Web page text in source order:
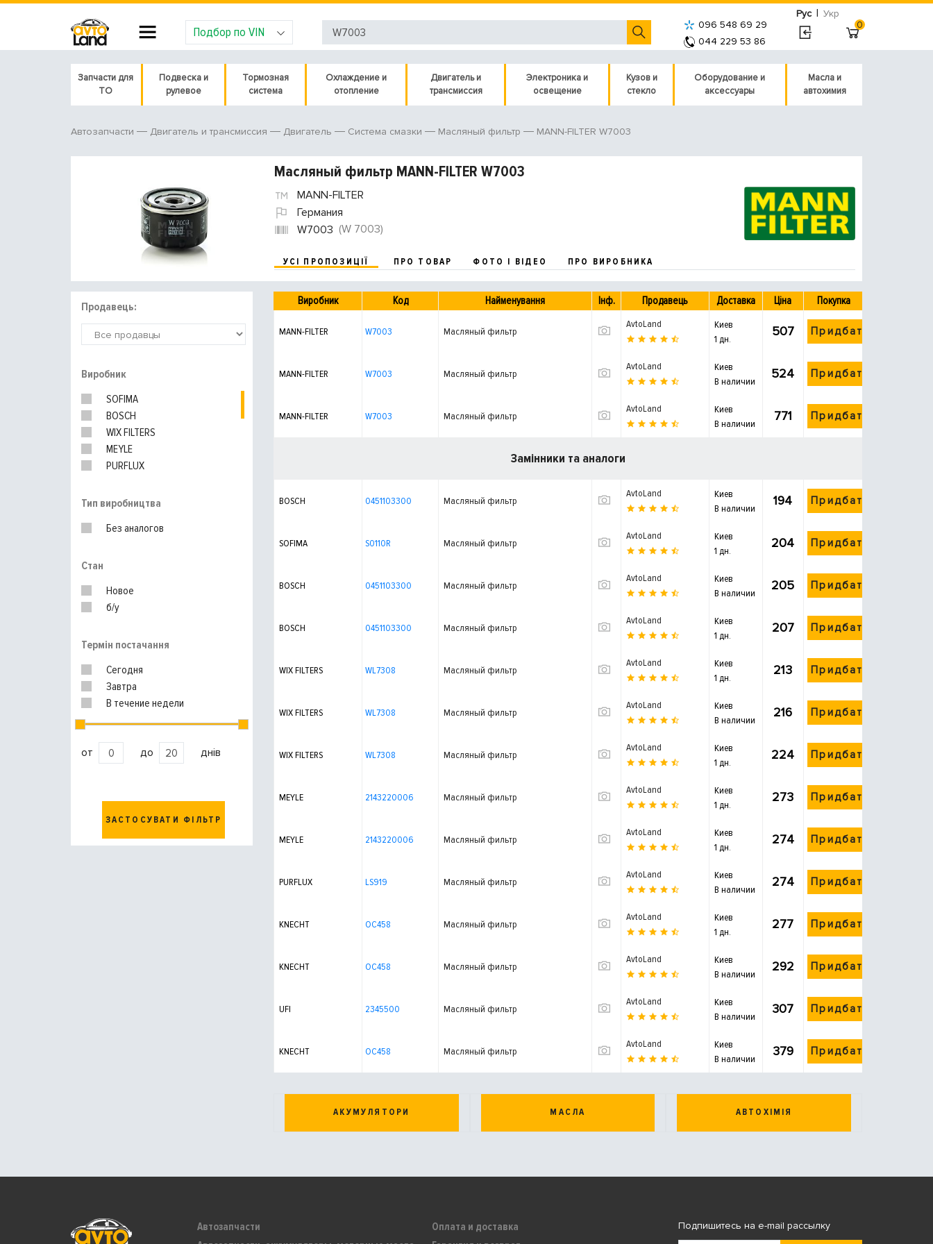
Рус | Укр
Подбор по VIN
096 548 69 29
044 229 53 86
0
Запчасти для
ТО
Подвеска и
рулевое
Тормозная
система
Охлаждение и
отопление
Двигатель и
трансмиссия
Электроника и
освещение
Кузов и
стекло
Оборудование и
аксессуары
Масла и
автохимия
Автозапчасти Двигатель и трансмиссия Двигатель Система смазки Масляный фильтр MANN-FILTER W7003
Масляный фильтр MANN-FILTER W7003
MANN-FILTER
Германия
W7003 (W 7003)
УСІ ПРОПОЗИЦІЇ ПРО ТОВАР ФОТО І ВІДЕО ПРО ВИРОБНИКА
Продавець:
Виробник
SOFIMA
BOSCH
WIX FILTERS
MEYLE
PURFLUX
UFI
Тип виробництва
Без аналогов
Стан
Новое
б/у
Термін постачання
Сегодня
Завтра
В течение недели
от до днів
ЗАСТОСУВАТИ ФІЛЬТР
Виробник Код Найменування Інф. Продавець Доставка Ціна Покупка
MANN-FILTER W7003 Масляный фильтр
AvtoLand
Киев
1 дн.
507 Придбати
MANN-FILTER W7003 Масляный фильтр
AvtoLand
Киев
В наличии
524 Придбати
MANN-FILTER W7003 Масляный фильтр
AvtoLand
Киев
В наличии
771 Придбати
Замінники та аналоги
BOSCH 0451103300 Масляный фильтр
AvtoLand
Киев
В наличии
194 Придбати
SOFIMA S0110R Масляный фильтр
AvtoLand
Киев
1 дн.
204 Придбати
BOSCH 0451103300 Масляный фильтр
AvtoLand
Киев
В наличии
205 Придбати
BOSCH 0451103300 Масляный фильтр
AvtoLand
Киев
1 дн.
207 Придбати
WIX FILTERS WL7308 Масляный фильтр
AvtoLand
Киев
1 дн.
213 Придбати
WIX FILTERS WL7308 Масляный фильтр
AvtoLand
Киев
В наличии
216 Придбати
WIX FILTERS WL7308 Масляный фильтр
AvtoLand
Киев
1 дн.
224 Придбати
MEYLE 2143220006 Масляный фильтр
AvtoLand
Киев
1 дн.
273 Придбати
MEYLE 2143220006 Масляный фильтр
AvtoLand
Киев
1 дн.
274 Придбати
PURFLUX LS919 Масляный фильтр
AvtoLand
Киев
В наличии
274 Придбати
KNECHT OC458 Масляный фильтр
AvtoLand
Киев
1 дн.
277 Придбати
KNECHT OC458 Масляный фильтр
AvtoLand
Киев
В наличии
292 Придбати
UFI 2345500 Масляный фильтр
AvtoLand
Киев
В наличии
307 Придбати
KNECHT OC458 Масляный фильтр
AvtoLand
Киев
В наличии
379 Придбати
АКУМУЛЯТОРИ МАСЛА АВТОХІМІЯ
Автозапчасти
Оплата и доставка
Подпишитесь на e-mail рассылку